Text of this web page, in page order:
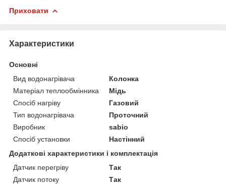
Приховати
Характеристики
Основні
Вид водонагрівача
Колонка
Матеріал теплообмінника
Мідь
Спосіб нагріву
Газовий
Тип водонагрівача
Проточний
Виробник
sabio
Спосіб установки
Настінний
Додаткові характеристики і комплектація
Датчик перегріву
Так
Датчик потоку
Так